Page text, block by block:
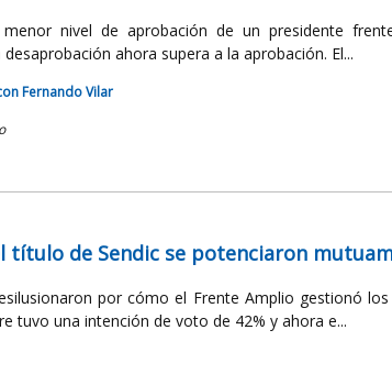
menor nivel de aprobación de un presidente
ahora supera a la aprobación. El...
Fernando Vilar
título de Sendic se potenciaron
por cómo el Frente Amplio gestionó
tuvo una intención de voto de 42% y ahora e...